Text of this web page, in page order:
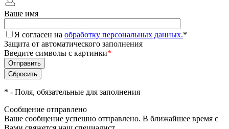
Ваше имя
Я согласен на обработку персональных данных.*
Защита от автоматического заполнения
Введите символы с картинки*
* - Поля, обязательные для заполнения
Сообщение отправлено
Ваше сообщение успешно отправлено. В ближайшее время с